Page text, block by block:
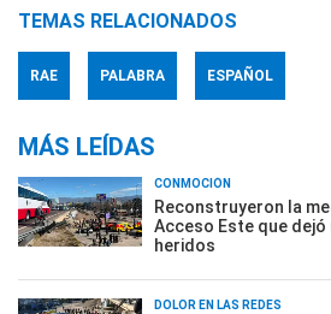
TEMAS RELACIONADOS
RAE PALABRA ESPAÑOL
MÁS LEÍDAS
CONMOCIÓN
Reconstruyeron la
Acceso Este que dejó
heridos
DOLOR EN LAS REDES